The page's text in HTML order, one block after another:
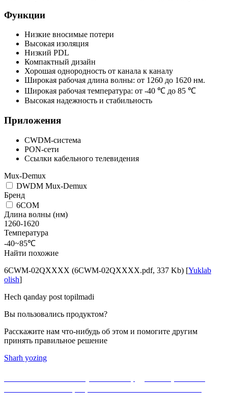
Функции
Низкие вносимые потери
Высокая изоляция
Низкий PDL
Компактный дизайн
Хорошая однородность от канала к каналу
Широкая рабочая длина волны: от 1260 до 1620 нм.
Широкая рабочая температура: от -40 ℃ до 85 ℃
Высокая надежность и стабильность
Приложения
CWDM-система
PON-сети
Ссылки кабельного телевидения
Mux-Demux
DWDM Mux-Demux
Бренд
6COM
Длина волны (нм)
1260-1620
Температура
-40~85℃
Найти похожие
6CWM-02QXXXX (6CWM-02QXXXX.pdf, 337 Kb) [Yuklab
olish]
Hech qanday post topilmadi
Вы пользовались продуктом?
Расскажите нам что-нибудь об этом и помогите другим
принять правильное решение
Sharh yozing